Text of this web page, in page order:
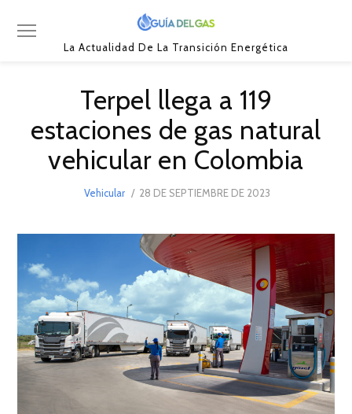
La Actualidad De La Transición Energética
Terpel llega a 119
estaciones de gas natural
vehicular en Colombia
Vehicular
POSTED
28 DE SEPTIEMBRE DE 2023
DE
2023